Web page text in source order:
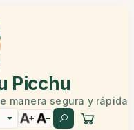
Picchu
manera segura y rápida